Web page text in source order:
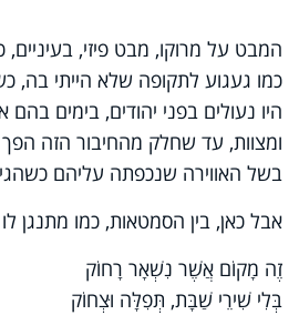
המבט על מרוקו, מבט פיזי,
כמו געגוע לתקופה שלא הייתי בה,
היו נעולים בפני יהודים, בימים
ומצוות, עד שחלק מהחיבור הזה
בשל האווירה שנכפתה עליהם
אבל כאן, בין הסמטאות, כמו מתנגן
זֶה מָקוֹם אֲשֶׁר נִשְׁאָר רָחוֹק
בְּלִי שִׁירֵי שַׁבָּת, תְּפִלָּה וּצְחוֹק